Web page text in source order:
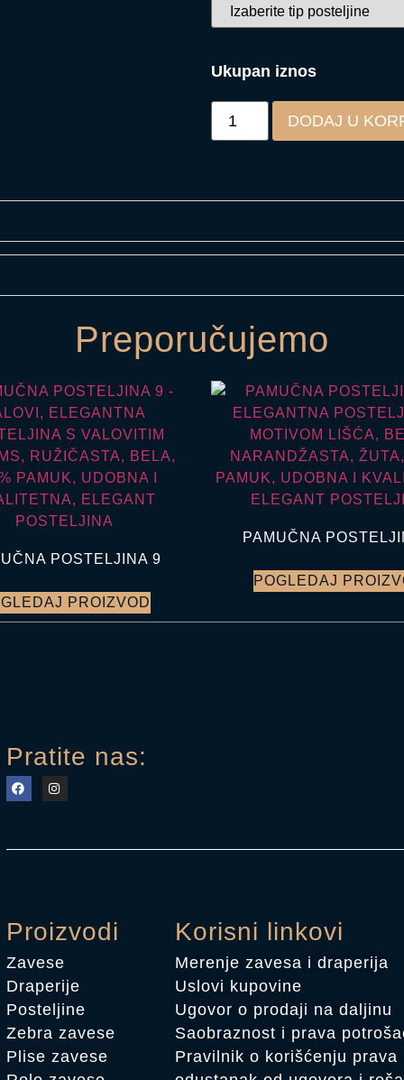
Ukupan iznos
DODAJ U
Preporučujemo
POSTELJINA 9
PROIZVOD
PAMUČNA
POGLEDAJ
Pratite nas:
Proizvodi
Zavese
Draperije
Posteljine
Zebra zavese
Plise zavese
Korisni linkovi
Merenje zavesa i draperija
Uslovi kupovine
Ugovor o prodaji na daljinu
Saobraznost i prava
Pravilnik o korišćenju prava